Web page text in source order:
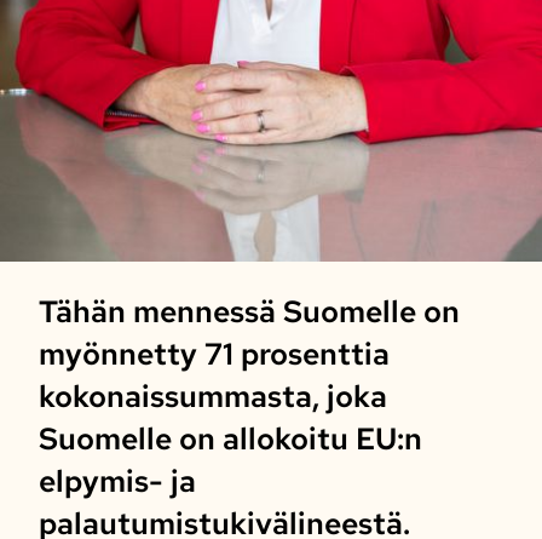
Tähän mennessä Suomelle on
myönnetty 71 prosenttia
kokonaissummasta, joka
Suomelle on allokoitu EU:n
elpymis- ja
palautumistukivälineestä.